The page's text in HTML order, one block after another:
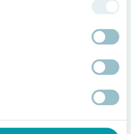
Stellenwert von
Kontakte knüpfen
Natur und Lebensmitteln für
Vorsitzender des Bürgervereins
Kulturen der Kinder